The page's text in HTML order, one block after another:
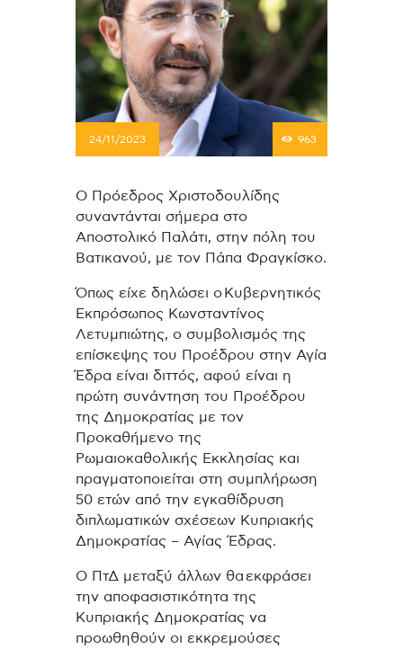
24/11/2023 963
Ο Πρόεδρος Χριστοδουλίδης
συναντάνται σήμερα στο
Αποστολικό Παλάτι, στην πόλη του
Βατικανού, με τον Πάπα Φραγκίσκο.
Όπως είχε δηλώσει ο Κυβερνητικός
Εκπρόσωπος Κωνσταντίνος
Λετυμπιώτης, ο συμβολισμός της
επίσκεψης του Προέδρου στην Αγία
Έδρα είναι διττός, αφού είναι η
πρώτη συνάντηση του Προέδρου
της Δημοκρατίας με τον
Προκαθήμενο της
Ρωμαιοκαθολικής Εκκλησίας και
πραγματοποιείται στη συμπλήρωση
50 ετών από την εγκαθίδρυση
διπλωματικών σχέσεων Κυπριακής
Δημοκρατίας – Αγίας Έδρας.
Ο ΠτΔ μεταξύ άλλων θα εκφράσει
την αποφασιστικότητα της
Κυπριακής Δημοκρατίας να
προωθηθούν οι εκκρεμούσες